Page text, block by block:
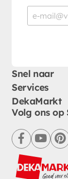
Snel naar
Services
DekaMarkt
Volg ons op
facebook